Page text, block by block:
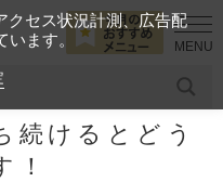
ン酸 リジュランアイ
ヒアルロン酸を打ち続けると
続けるとどう
！
クセス状況計測、広告配
ます。